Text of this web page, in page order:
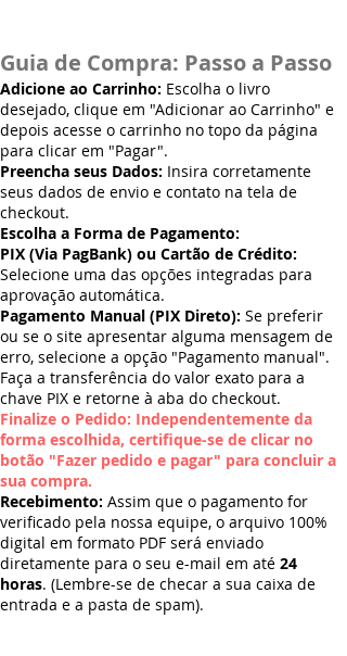
Guia de Compra: Passo a Passo
Adicione ao Carrinho: Escolha o livro
desejado, clique em "Adicionar ao Carrinho" e
depois acesse o carrinho no topo da página
para clicar em "Pagar".
Preencha seus Dados: Insira corretamente
seus dados de envio e contato na tela de
checkout.
Escolha a Forma de Pagamento:
PIX (Via PagBank) ou Cartão de Crédito:
Selecione uma das opções integradas para
aprovação automática.
Pagamento Manual (PIX Direto): Se preferir
ou se o site apresentar alguma mensagem de
erro, selecione a opção "Pagamento manual".
Faça a transferência do valor exato para a
chave PIX e retorne à aba do checkout.
Finalize o Pedido: Independentemente da
forma escolhida, certifique-se de clicar no
botão "Fazer pedido e pagar" para concluir a
sua compra.
Recebimento: Assim que o pagamento for
verificado pela nossa equipe, o arquivo 100%
digital em formato PDF será enviado
diretamente para o seu e-mail em até 24
horas. (Lembre-se de checar a sua caixa de
entrada e a pasta de spam).